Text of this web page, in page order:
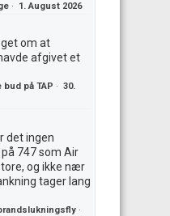
· 1. August 2026
om at
afgivet et
på TAP · 30.
det ingen
747 som Air
og ikke nær
tager lang
·